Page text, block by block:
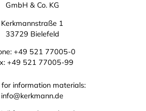
GmbH & Co. KG
Kerkmannstraße 1
33729 Bielefeld
+49 521 77005-0
+49 521 77005-99
for information materials:
info@kerkmann.de